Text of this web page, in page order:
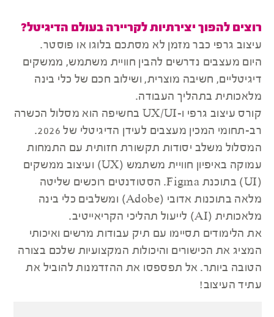
רוצים להפוך יצירתיות לקריירה בעולם הדיגיטל?
עיצוב גרפי כבר מזמן לא מסתכם בלוגו או פוסטר.
היום מעצבים נדרשים להבין חוויית משתמש, ממשקים
דיגיטליים, חשיבה מוצרית, ושילוב חכם של כלי בינה
מלאכותית בתהליך העבודה.
קורס עיצוב גרפי ו-UX/UI בחשיפה הוא מסלול הכשרה
רב-תחומי המכין מעצבים לעידן הדיגיטלי של 2026.
המסלול משלב יסודות תקשורת חזותית עם התמחות
עמוקה באיפיון חוויית משתמש (UX) ועיצוב ממשקים
(UI) בתוכנת Figma. הסטודנטים רוכשים שליטה
מלאה בתוכנות אדובי (Adobe) ומשלבים כלי בינה
מלאכותית (AI) לייעול תהליכי הקריאייטיב.
את הלימודים תסיימו עם תיק עבודות מרשים ואיכותי
המציג את הכישורים והיכולות המקצועיות שלכם בצורה
הטובה ביותר. אל תפספסו את ההזדמנות להוביל את
עתיד העיצוב!